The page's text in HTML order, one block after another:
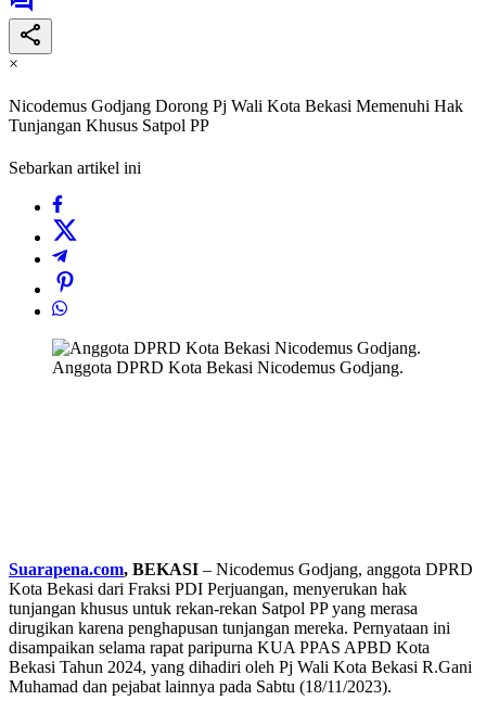
×
Nicodemus Godjang Dorong Pj Wali Kota Bekasi Memenuhi Hak
Tunjangan Khusus Satpol PP
Sebarkan artikel ini
Anggota DPRD Kota Bekasi Nicodemus Godjang.
Suarapena.com, BEKASI – Nicodemus Godjang, anggota DPRD
Kota Bekasi dari Fraksi PDI Perjuangan, menyerukan hak
tunjangan khusus untuk rekan-rekan Satpol PP yang merasa
dirugikan karena penghapusan tunjangan mereka. Pernyataan ini
disampaikan selama rapat paripurna KUA PPAS APBD Kota
Bekasi Tahun 2024, yang dihadiri oleh Pj Wali Kota Bekasi R.Gani
Muhamad dan pejabat lainnya pada Sabtu (18/11/2023).